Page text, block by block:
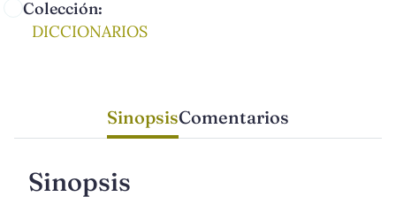
Colección:
DICCIONARIOS
SinopsisComentarios
Sinopsis